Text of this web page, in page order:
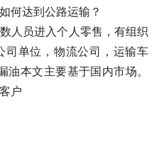
何达到公路运输？
人员进入个人零售，有组织
司单位，物流公司，运输车
本文主要基于国内市场。
户